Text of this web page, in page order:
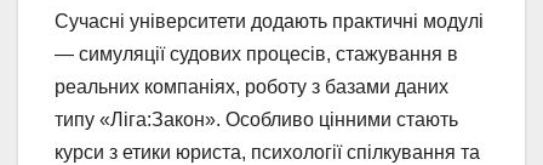
Сучасні університети додають практичні модулі
— симуляції судових процесів, стажування в
реальних компаніях, роботу з базами даних
типу «Ліга:Закон». Особливо цінними стають
курси з етики юриста, психології спілкування та